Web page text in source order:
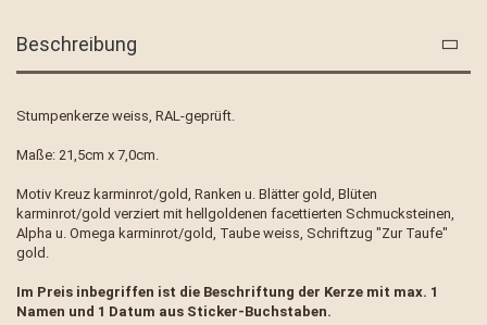
Beschreibung
Stumpenkerze weiss, RAL-geprüft.
Maße: 21,5cm x 7,0cm.
Motiv Kreuz karminrot/gold, Ranken u. Blätter gold, Blüten
karminrot/gold verziert mit hellgoldenen facettierten Schmucksteinen,
Alpha u. Omega karminrot/gold, Taube weiss, Schriftzug "Zur Taufe"
gold.
Im Preis inbegriffen ist die Beschriftung der Kerze mit max. 1
Namen und 1 Datum aus Sticker-Buchstaben.